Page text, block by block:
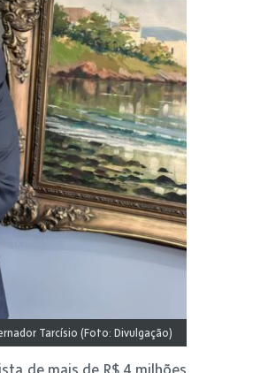
Tarcísio (Foto: Divulgação)
de mais de R$ 4 milhões